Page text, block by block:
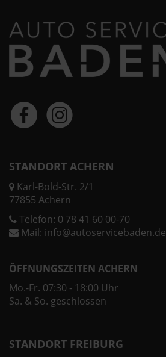
STANDORT ACHERN
Karl-Bold-Str. 2/1
77855 Achern
Telefon: 0 78 41 60 00-70
Mail: info@autoservicebaden.de
ÖFFNUNGSZEITEN ACHERN
Mo.-Fr. 07:30 - 18:00 Uhr
Sa. & So. geschlossen
STANDORT FREIBURG